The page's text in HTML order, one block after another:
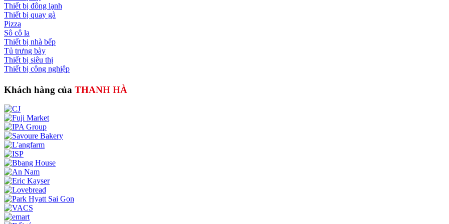
Thiết bị đông lạnh
Thiết bị quay gà
Pizza
Sô cô la
Thiết bị nhà bếp
Tủ trưng bày
Thiết bị siêu thị
Thiết bị công nghiệp
Khách hàng của THANH HÀ